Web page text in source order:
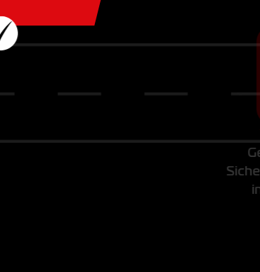
Sicherheit und Compliance